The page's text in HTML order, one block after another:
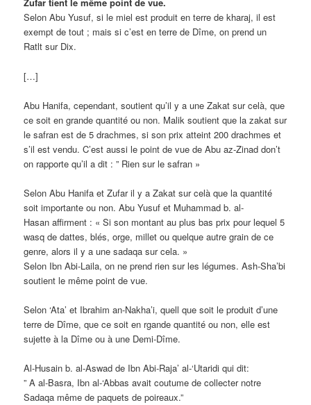
Zufar tient le même point de vue.
Selon Abu Yusuf, si le miel est produit en terre de kharaj, il est
exempt de tout ; mais si c’est en terre de Dîme, on prend un
Ratlt sur Dix.
[…]
Abu Hanifa, cependant, soutient qu’il y a une Zakat sur celà, que
ce soit en grande quantité ou non. Malik soutient que la zakat sur
le safran est de 5 drachmes, si son prix atteint 200 drachmes et
s’il est vendu. C’est aussi le point de vue de Abu az-Zinad don’t
on rapporte qu’il a dit : ” Rien sur le safran »
Selon Abu Hanifa et Zufar il y a Zakat sur celà que la quantité
soit importante ou non. Abu Yusuf et Muhammad b. al-
Hasan affirment : « Si son montant au plus bas prix pour lequel 5
wasq de dattes, blés, orge, millet ou quelque autre grain de ce
genre, alors il y a une sadaqa sur cela. »
Selon Ibn Abi-Laila, on ne prend rien sur les légumes. Ash-Sha’bi
soutient le même point de vue.
Selon ‘Ata’ et Ibrahim an-Nakha’i, quell que soit le produit d’une
terre de Dîme, que ce soit en rgande quantité ou non, elle est
sujette à la Dîme ou à une Demi-Dîme.
Al-Husain b. al-Aswad de Ibn Abi-Raja’ al-‘Utaridi qui dit:
” A al-Basra, Ibn al-‘Abbas avait coutume de collecter notre
Sadaqa même de paquets de poireaux.”